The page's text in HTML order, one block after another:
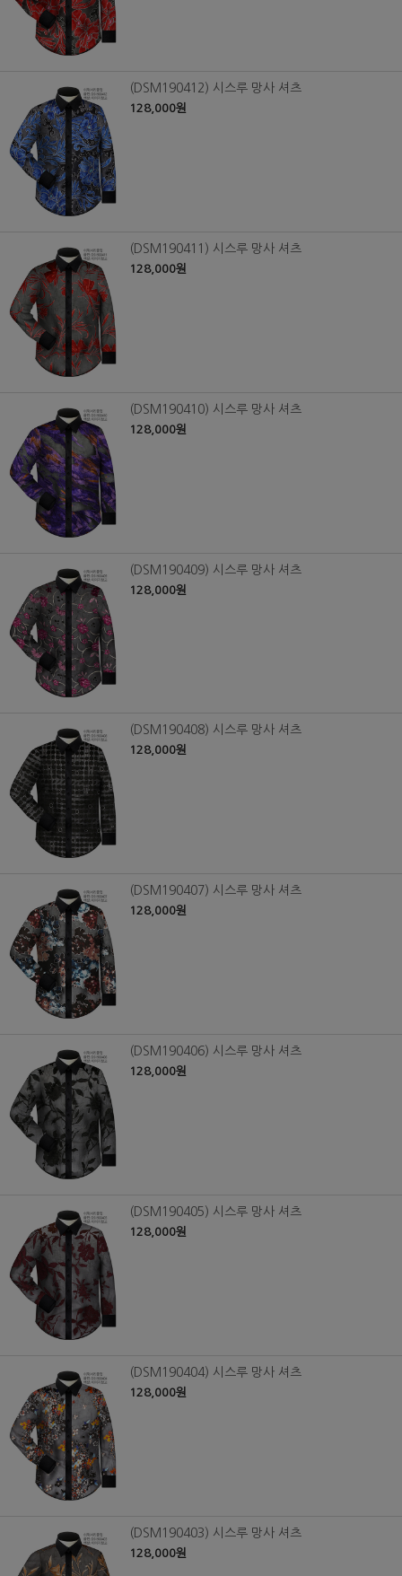
(DSM190412) 시스루 망사 셔츠
128,000원
(DSM190411) 시스루 망사 셔츠
128,000원
(DSM190410) 시스루 망사 셔츠
128,000원
(DSM190409) 시스루 망사 셔츠
128,000원
(DSM190408) 시스루 망사 셔츠
128,000원
(DSM190407) 시스루 망사 셔츠
128,000원
(DSM190406) 시스루 망사 셔츠
128,000원
(DSM190405) 시스루 망사 셔츠
128,000원
(DSM190404) 시스루 망사 셔츠
128,000원
(DSM190403) 시스루 망사 셔츠
128,000원